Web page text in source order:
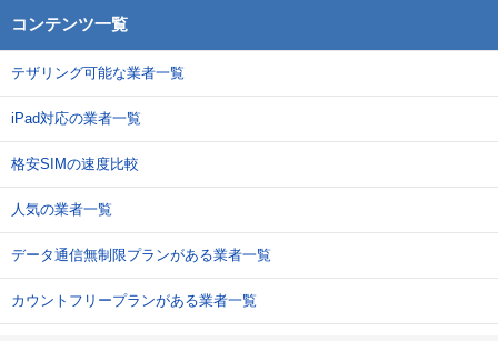
コンテンツ一覧
テザリング可能な業者一覧
iPad対応の業者一覧
格安SIMの速度比較
人気の業者一覧
データ通信無制限プランがある業者一覧
カウントフリープランがある業者一覧